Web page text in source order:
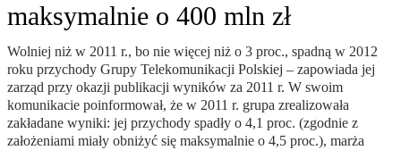
maksymalnie o 400 mln zł
Wolniej niż w 2011 r., bo nie więcej niż o 3 proc., spadną w 2012
roku przychody Grupy Telekomunikacji Polskiej – zapowiada jej
zarząd przy okazji publikacji wyników za 2011 r. W swoim
komunikacie poinformował, że w 2011 r. grupa zrealizowała
zakładane wyniki: jej przychody spadły o 4,1 proc. (zgodnie z
założeniami miały obniżyć się maksymalnie o 4,5 proc.), marża